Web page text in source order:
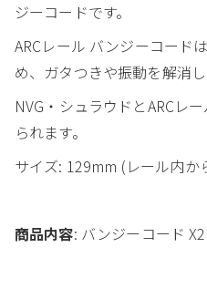
ジーコードです。
ARCレール バンジーコード
め、ガタつきや振動を解消し
NVG・シュラウドとARCレ
られます。
サイズ: 129mm (レール内
商品内容: バンジーコード X2